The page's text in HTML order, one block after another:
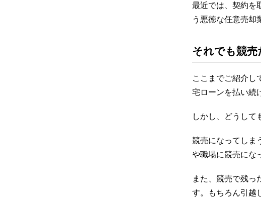
最近では、契約を
う悪徳な任意売却
それでも競売
ここまでご紹介し
宅ローンを払い続
しかし、どうして
競売になってしま
や職場に競売にな
また、競売で残っ
す。もちろん引越